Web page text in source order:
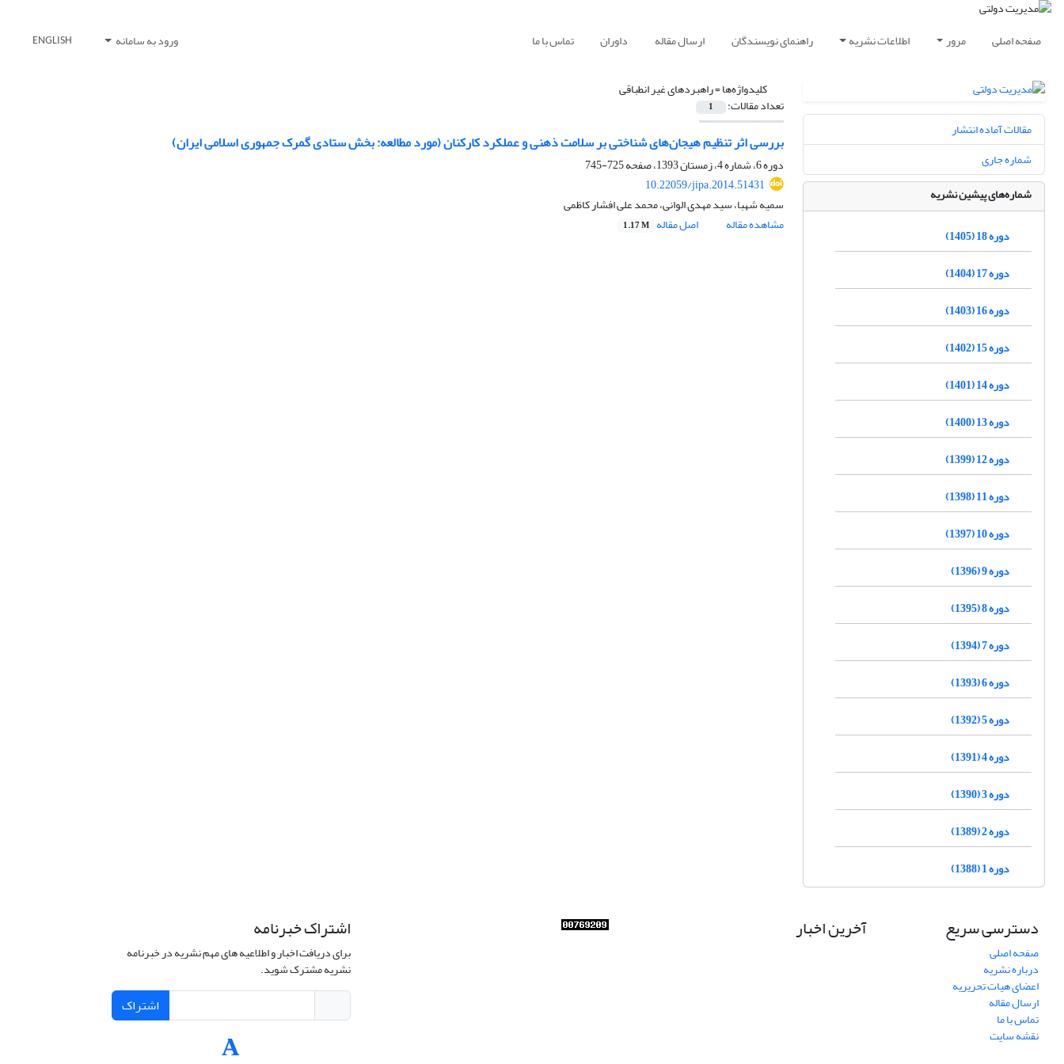
صفحه اصلی مرور اطلاعات نشریه راهنمای نویسندگان ارسال مقاله داوران تماس با ما ورود به سامانه ENGLISH
کلیدواژه‌ها =راهبرد‌های غیر انطباقی
تعداد مقالات: 1
بررسی اثر تنظیم هیجان‌های شناختی بر سلامت ذهنی و عملکرد کارکنان (مورد مطالعه: بخش ستادی گمرک جمهوری اسلامی ایران)
دوره 6، شماره 4، زمستان 1393، صفحه
725-745
10.22059/jipa.2014.51431
سمیه شهبا، سید مهدی الوانی، محمد علی افشار کاظمی
مشاهده مقاله
اصل مقاله 1.17 M
مقالات آماده انتشار
شماره جاری
شماره‌های پیشین نشریه
دوره 18 (1405)
دوره 17 (1404)
دوره 16 (1403)
دوره 15 (1402)
دوره 14 (1401)
دوره 13 (1400)
دوره 12 (1399)
دوره 11 (1398)
دوره 10 (1397)
دوره 9 (1396)
دوره 8 (1395)
دوره 7 (1394)
دوره 6 (1393)
دوره 5 (1392)
دوره 4 (1391)
دوره 3 (1390)
دوره 2 (1389)
دوره 1 (1388)
دسترسی سریع
صفحه اصلی
درباره نشریه
اعضای هیات تحریریه
ارسال مقاله
تماس با ما
نقشه سایت
آخرین اخبار اشتراک خبرنامه
برای دریافت اخبار و اطلاعیه های مهم نشریه در خبرنامه
نشریه مشترک شوید.
اشتراک